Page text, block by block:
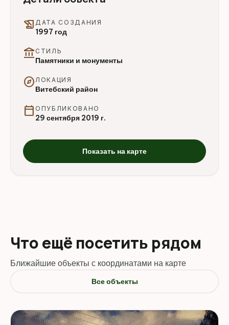
history_edu ДАТА СОЗДАНИЯ
1997 год
account_balance СТИЛЬ
Памятники и монументы
explore ЛОКАЦИЯ
Витебский район
calendar_today ОПУБЛИКОВАНО
29 сентября 2019 г.
Показать на карте
Что ещё посетить рядом
Ближайшие объекты с координатами на карте
Все объекты